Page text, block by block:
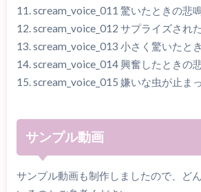
11. scream_voice_011 驚いたときの悲
12. scream_voice_012 サプライズされ
13. scream_voice_013 小さく驚いたと
14. scream_voice_014 興奮したときの
15. scream_voice_015 嫌いな虫が止ま
サンプル動画
サンプル動画も制作しましたので、ど